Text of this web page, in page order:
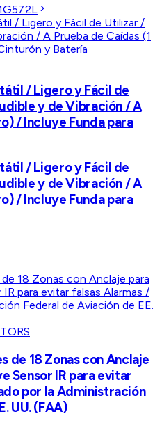
/ Ligero y Fácil de
y de Vibración / A
/ Incluye Funda para
/ Ligero y Fácil de
y de Vibración / A
/ Incluye Funda para
18 Zonas con Anclaje
Sensor IR para evitar
por la Administración
UU. (FAA)